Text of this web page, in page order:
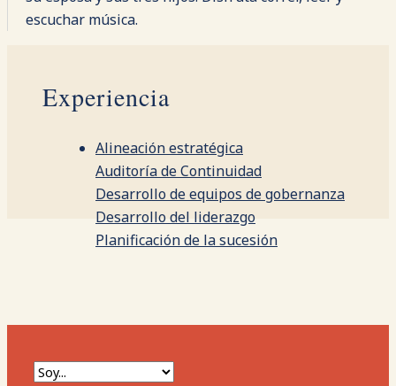
escuchar música.
Experiencia
Alineación estratégica
Auditoría de Continuidad
Desarrollo de equipos de gobernanza
Desarrollo del liderazgo
Planificación de la sucesión